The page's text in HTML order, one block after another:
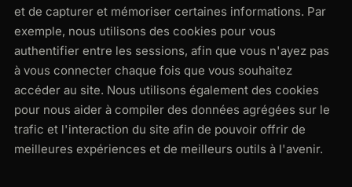
et de capturer et mémoriser certaines informations. Par
exemple, nous utilisons des cookies pour vous
authentifier entre les sessions, afin que vous n'ayez pas
à vous connecter chaque fois que vous souhaitez
accéder au site. Nous utilisons également des cookies
pour nous aider à compiler des données agrégées sur le
trafic et l'interaction du site afin de pouvoir offrir de
meilleures expériences et de meilleurs outils à l'avenir.